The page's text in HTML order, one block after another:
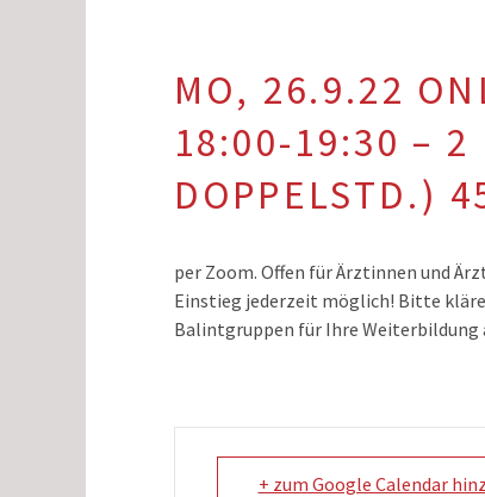
MO, 26.9.22
18:00-19:30 – 2
DOPPELSTD.)
per Zoom. Offen für Ärztinnen und
Einstieg jederzeit möglich! Bitte
Balintgruppen für Ihre Weiterbildung
+ zum Google Calendar